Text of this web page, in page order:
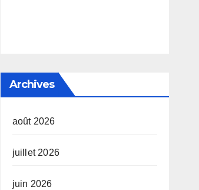
Archives
août 2026
juillet 2026
juin 2026